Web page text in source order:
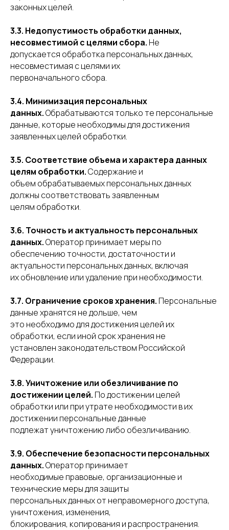
законных целей.
3.3. Недопустимость обработки данных,
несовместимой с целями сбора. Не
допускается обработка персональных данных,
несовместимая с целями их
первоначального сбора.
3.4. Минимизация персональных
данных.Обрабатываются только те персональные
данные, которые необходимы для достижения
заявленных целей обработки.
3.5. Соответствие объема и характера данных
целям обработки.Содержание и
объем обрабатываемых персональных данных
должны соответствовать заявленным
целям обработки.
3.6. Точность и актуальность персональных
данных.Оператор принимает меры по
обеспечению точности, достаточности и
актуальности персональных данных, включая
их обновление или удаление при необходимости.
3.7. Ограничение сроков хранения. Персональные
данные хранятся не дольше, чем
это необходимо для достижения целей их
обработки, если иной срок хранения не
установлен законодательством Российской
Федерации.
3.8. Уничтожение или обезличивание по
достижении целей. По достижении целей
обработки или при утрате необходимости в их
достижении персональные данные
подлежат уничтожению либо обезличиванию.
3.9. Обеспечение безопасности персональных
данных.Оператор принимает
необходимые правовые, организационные и
технические меры для защиты
персональных данных от неправомерного доступа,
уничтожения, изменения,
блокирования, копирования и распространения.